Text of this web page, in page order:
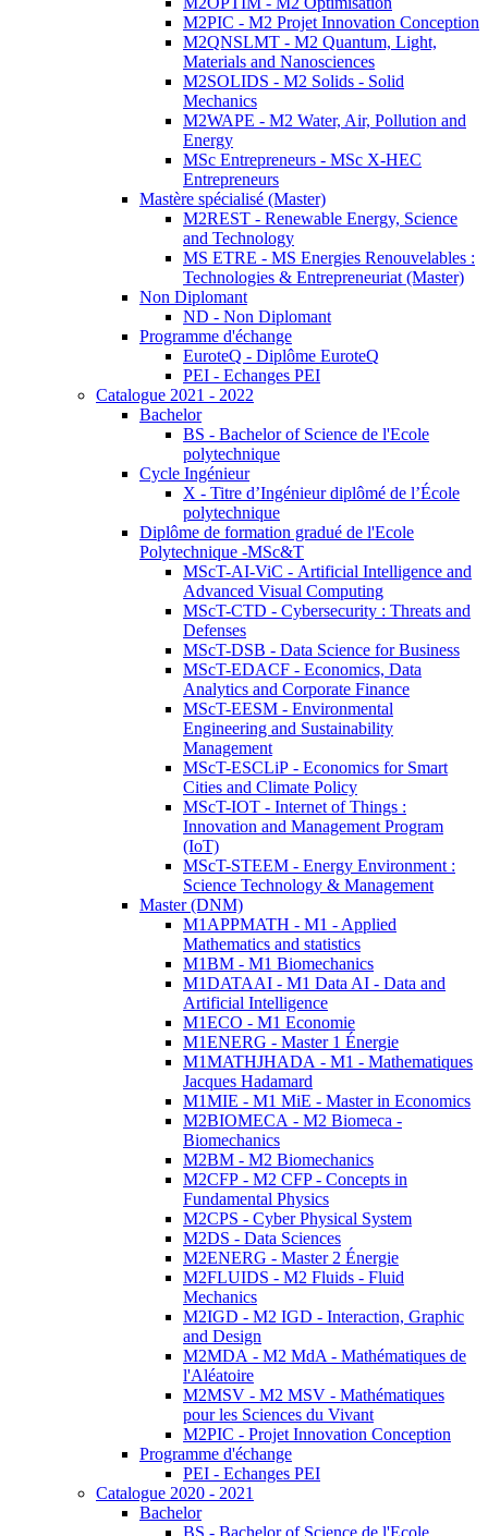
M2PIC - M2 Projet Innovation Conception
M2QNSLMT - M2 Quantum, Light,
Materials and Nanosciences
M2SOLIDS - M2 Solids - Solid
Mechanics
M2WAPE - M2 Water, Air, Pollution and
Energy
MSc Entrepreneurs - MSc X-HEC
Entrepreneurs
Mastère spécialisé (Master)
M2REST - Renewable Energy, Science
and Technology
MS ETRE - MS Energies Renouvelables :
Technologies & Entrepreneuriat (Master)
Non Diplomant
ND - Non Diplomant
Programme d'échange
EuroteQ - Diplôme EuroteQ
PEI - Echanges PEI
Catalogue 2021 - 2022
Bachelor
BS - Bachelor of Science de l'Ecole
polytechnique
Cycle Ingénieur
X - Titre d’Ingénieur diplômé de l’École
polytechnique
Diplôme de formation gradué de l'Ecole
Polytechnique -MSc&T
MScT-AI-ViC - Artificial Intelligence and
Advanced Visual Computing
MScT-CTD - Cybersecurity : Threats and
Defenses
MScT-DSB - Data Science for Business
MScT-EDACF - Economics, Data
Analytics and Corporate Finance
MScT-EESM - Environmental
Engineering and Sustainability
Management
MScT-ESCLiP - Economics for Smart
Cities and Climate Policy
MScT-IOT - Internet of Things :
Innovation and Management Program
(IoT)
MScT-STEEM - Energy Environment :
Science Technology & Management
Master (DNM)
M1APPMATH - M1 - Applied
Mathematics and statistics
M1BM - M1 Biomechanics
M1DATAAI - M1 Data AI - Data and
Artificial Intelligence
M1ECO - M1 Economie
M1ENERG - Master 1 Énergie
M1MATHJHADA - M1 - Mathematiques
Jacques Hadamard
M1MIE - M1 MiE - Master in Economics
M2BIOMECA - M2 Biomeca -
Biomechanics
M2BM - M2 Biomechanics
M2CFP - M2 CFP - Concepts in
Fundamental Physics
M2CPS - Cyber Physical System
M2DS - Data Sciences
M2ENERG - Master 2 Énergie
M2FLUIDS - M2 Fluids - Fluid
Mechanics
M2IGD - M2 IGD - Interaction, Graphic
and Design
M2MDA - M2 MdA - Mathématiques de
l'Aléatoire
M2MSV - M2 MSV - Mathématiques
pour les Sciences du Vivant
M2PIC - Projet Innovation Conception
Programme d'échange
PEI - Echanges PEI
Catalogue 2020 - 2021
Bachelor
BS - Bachelor of Science de l'Ecole